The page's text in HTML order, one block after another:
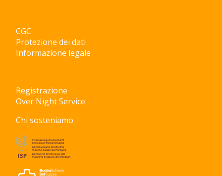
CGC
Protezione dei dati
Informazione legale
Registrazione
Over Night Service
Chi sosteniamo